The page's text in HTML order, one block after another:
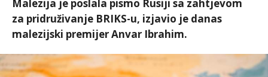
Malezija je poslala pismo Rusiji sa zahtjevom
za pridruživanje BRIKS-u, izjavio je danas
malezijski premijer Anvar Ibrahim.